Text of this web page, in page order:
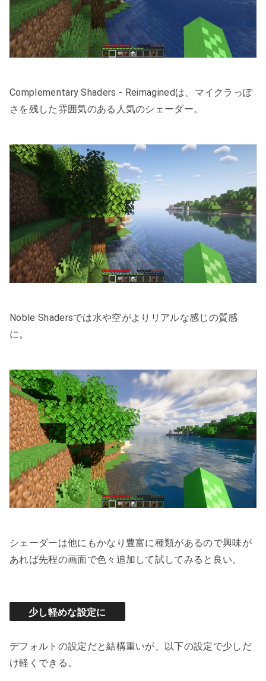
Complementary Shaders - Reimaginedは、マイクラっぽ
さを残した雰囲気のある人気のシェーダー。
Noble Shadersでは水や空がよりリアルな感じの質感
に。
シェーダーは他にもかなり豊富に種類があるので興味が
あれば先程の画面で色々追加して試してみると良い。
少し軽めな設定に
デフォルトの設定だと結構重いが、以下の設定で少しだ
け軽くできる。